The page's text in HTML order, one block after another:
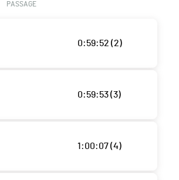
PASSAGE
0:59:52 (2)
0:59:53 (3)
1:00:07 (4)